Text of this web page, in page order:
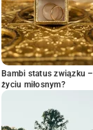
Bambi status związku
życiu miłosnym?